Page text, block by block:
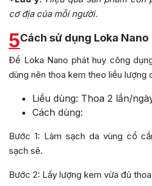
cơ địa của mỗi người.
5Cách sử dụng Loka Nano
Để Loka Nano phát huy công
dùng nên thoa kem theo liều lượng
Liều dùng: Thoa 2 lần/
Cách dùng:
Bước 1: Làm sạch da vùng cổ
sạch sẽ.
Bước 2: Lấy lượng kem vừa đủ